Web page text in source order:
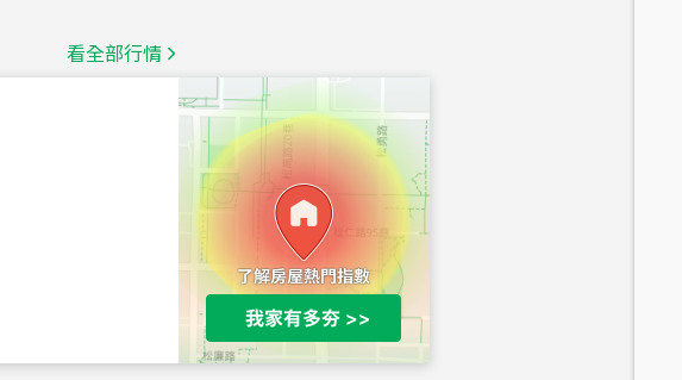
看全部行情
總價
1,020萬
總價
490萬
新竹市新竹市慈祥路
總價
1,808萬